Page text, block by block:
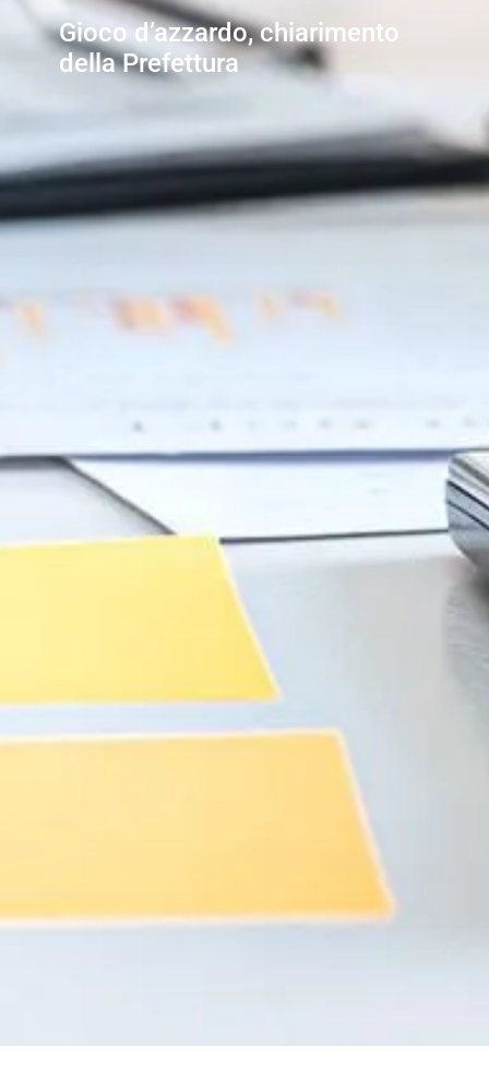
Gioco d’azzardo, chiarimento
della Prefettura